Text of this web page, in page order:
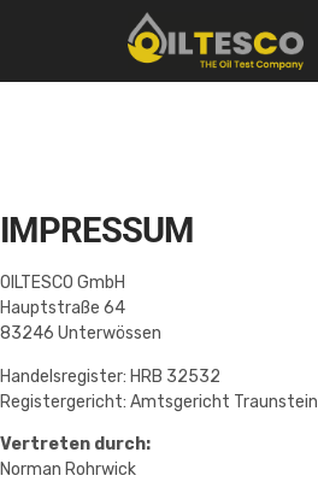
IMPRESSUM
OILTESCO GmbH
Hauptstraße 64
83246 Unterwössen
Handelsregister: HRB 32532
Registergericht: Amtsgericht Traunstein
Vertreten durch:
Norman Rohrwick